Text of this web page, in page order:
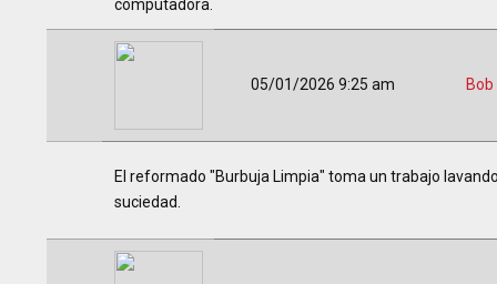
computadora.
05/01/2026 9:25 am
El reformado "Burbuja Limpia" toma un trabajo
suciedad.